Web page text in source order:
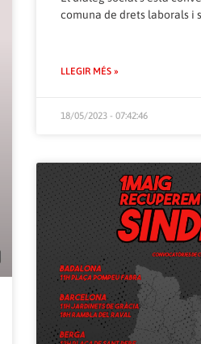
comuna de drets laborals i
LLEGIR MÉS »
18/05/2023 - 07:42:46